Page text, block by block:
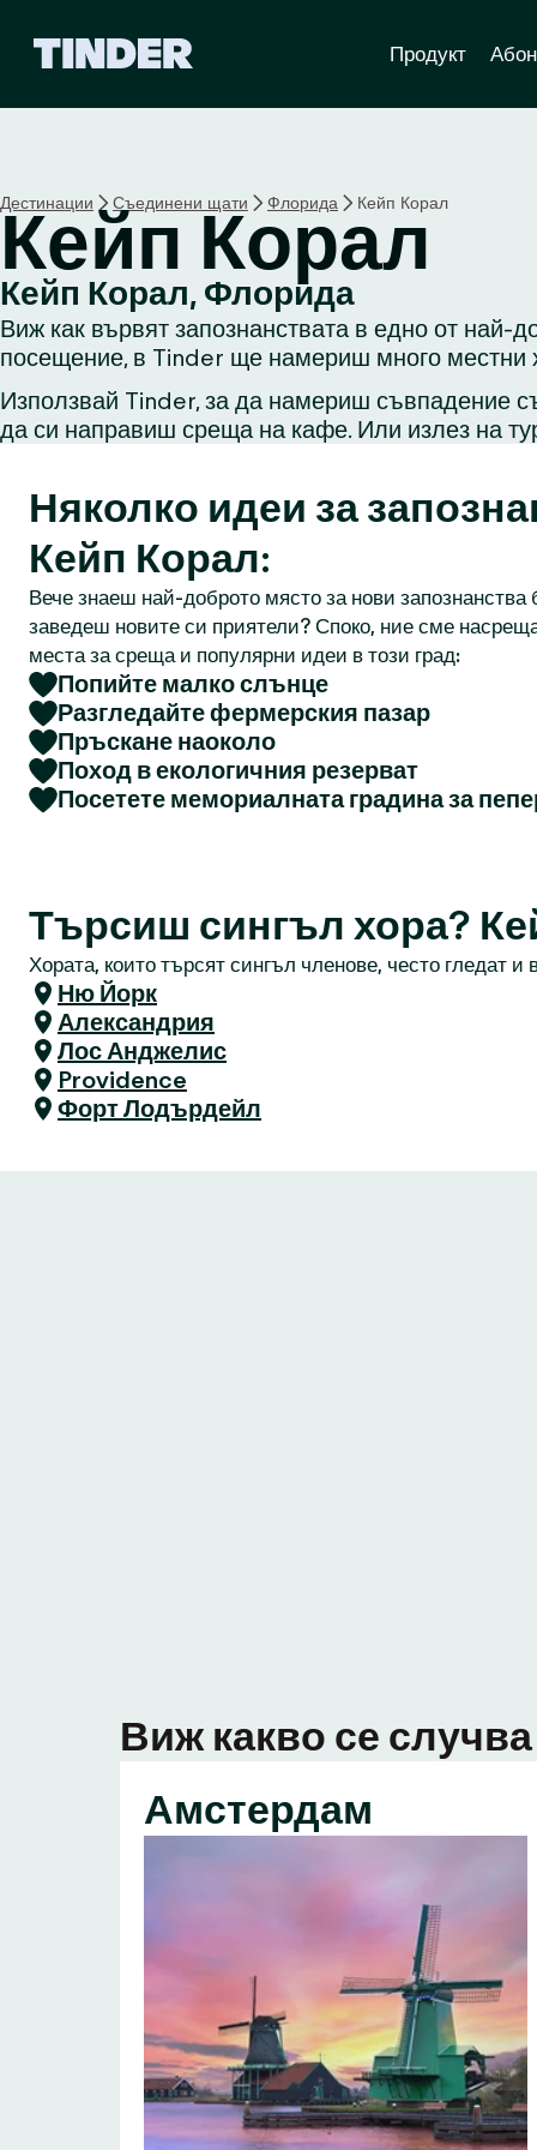
Н
л
о
Продукт
Дестинации Съединени щати Флорида Кейп Корал
Кейп Корал
Кейп Корал, Флорида
Виж как вървят запознанствата в едно от
посещение, в Tinder ще намериш много местни
Използвай Tinder, за да намериш съвпадение
да си направиш среща на кафе. Или излез на
Няколко идеи за
Кейп Корал:
Вече знаеш най-доброто място за нови
заведеш новите си приятели? Споко, ние сме
места за среща и популярни идеи в този град:
Попийте малко слънце
Разгледайте фермерския пазар
Пръскане наоколо
Поход в екологичния резерват
Посетете мемориалната градина за
Търсиш сингъл хора?
Хората, които търсят сингъл членове, често гледат и
Ню Йорк
Александрия
Лос Анджелис
Providence
Форт Лодърдейл
Виж какво се
Амстердам